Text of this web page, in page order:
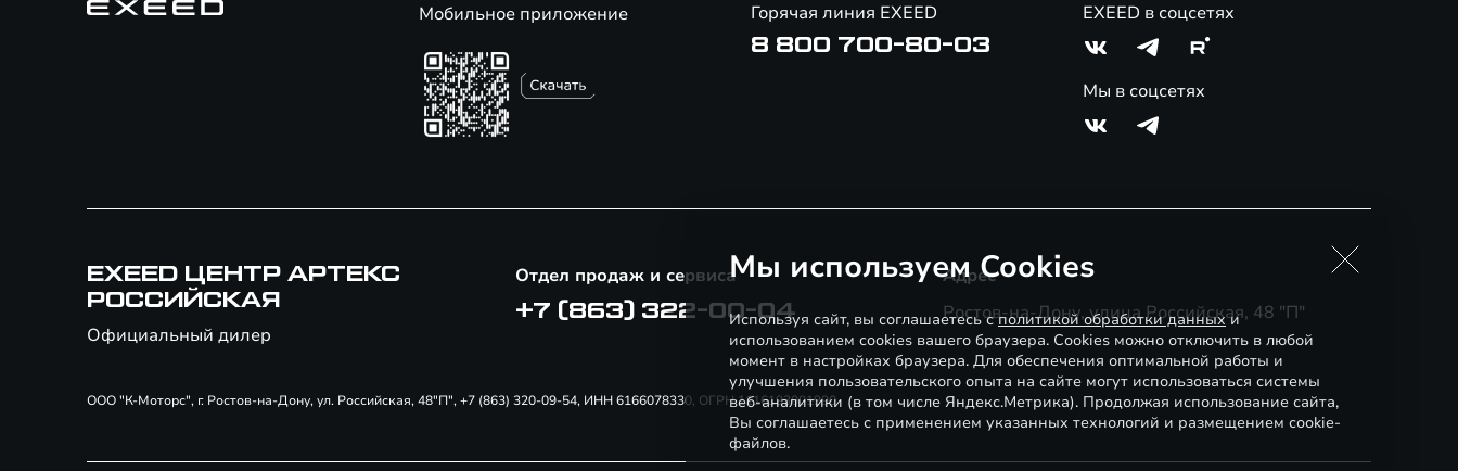
Мобильное приложение Горячая линия EXEED
8 800 700-80-03
EXEED в соцсетях
Мы в соцсетях
EXEED ЦЕНТР АРТЕКС
РОССИЙСКАЯ
Официальный дилер
Отдел продаж и сервиса
+7 (863) 322-00-04
Адрес
Ростов-на-Дону, улица Российская, 48 "П"
ООО "К-Моторс", г. Ростов-на-Дону, ул. Российская, 48"П", +7 (863) 320-09-54, ИНН 6166078330, ОГРН 1116193001990
Мы используем Cookies
Используя сайт, вы соглашаетесь сполитикой обработки данныхи
использованием cookies вашего браузера. Cookies можно отключить в любой
момент в настройках браузера. Для обеспечения оптимальной работы и
улучшения пользовательского опыта на сайте могут использоваться системы
веб-аналитики (в том числе Яндекс.Метрика). Продолжая использование сайта,
Вы соглашаетесь с применением указанных технологий и размещением cookie-
файлов.